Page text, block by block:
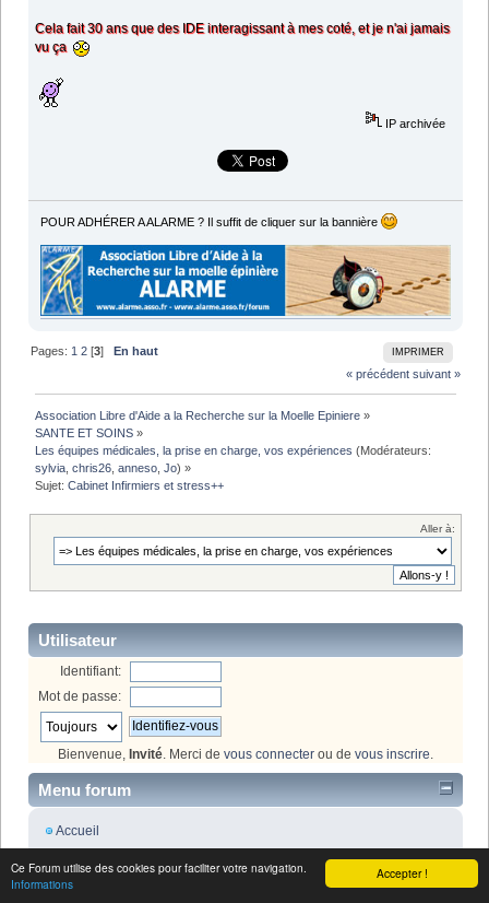
Accepter !
Ce Forum utilise des cookies pour faciliter votre navigation.
Informations
Cela fait 30 ans que des IDE interagissant à mes coté, et je n'ai jamais
vu ça
IP archivée
POUR ADHÉRER A ALARME ? Il suffit de cliquer sur la bannière
IMPRIMER
Pages: 1 2 [3]En haut
« précédent suivant »
Association Libre d'Aide a la Recherche sur la Moelle Epiniere »
SANTE ET SOINS »
Les équipes médicales, la prise en charge, vos expériences (Modérateurs:
sylvia ,chris26 ,anneso ,Jo) »
Sujet:Cabinet Infirmiers et stress++
Aller à:
Utilisateur
Identifiant:
Mot de passe:
Bienvenue, Invité. Merci de vous connecter ou de vous inscrire.
Menu forum
Accueil
Forum
Aide